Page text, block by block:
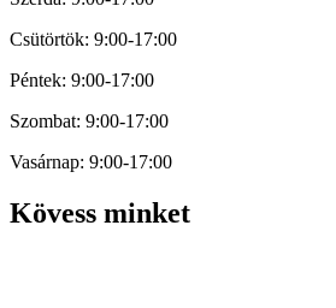
Csütörtök: 9:00-17:00
Péntek: 9:00-17:00
Szombat: 9:00-17:00
Vasárnap: 9:00-17:00
Kövess minket